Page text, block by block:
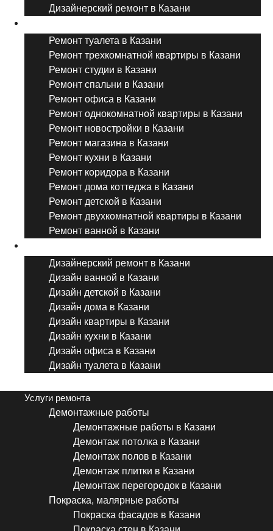
Дизайнерский ремонт в Казани
Ремонт туалета в Казани
Ремонт трехкомнатной квартиры в Казани
Ремонт студии в Казани
Ремонт спальни в Казани
Ремонт офиса в Казани
Ремонт однокомнатной квартиры в Казани
Ремонт новостройки в Казани
Ремонт магазина в Казани
Ремонт кухни в Казани
Ремонт коридора в Казани
Ремонт дома коттеджа в Казани
Ремонт детской в Казани
Ремонт двухкомнатной квартиры в Казани
Ремонт ванной в Казани
Дизайнерский ремонт в Казани
Дизайн ванной в Казани
Дизайн детской в Казани
Дизайн дома в Казани
Дизайн квартиры в Казани
Дизайн кухни в Казани
Дизайн офиса в Казани
Дизайн туалета в Казани
Услуги ремонта
Демонтажные работы
Демонтажные работы в Казани
Демонтаж потолка в Казани
Демонтаж полов в Казани
Демонтаж плитки в Казани
Демонтаж перегородок в Казани
Покраска, малярные работы
Покраска фасадов в Казани